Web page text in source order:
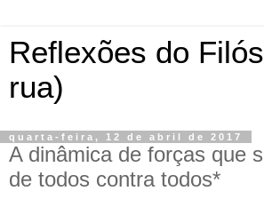
Reflexões do
rua)
quarta-feira, 12 de abril de 2017
A dinâmica de forças que
de todos contra todos*